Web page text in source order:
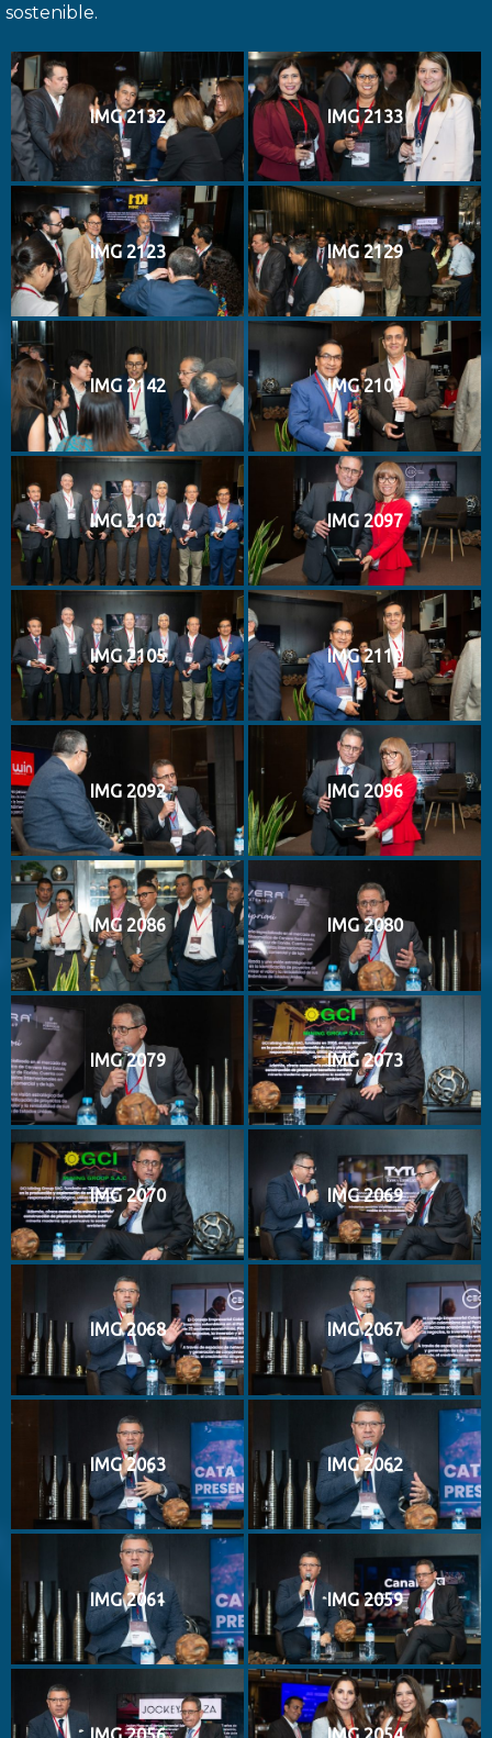
sostenible.
IMG 2132 IMG 2133
IMG 2123 IMG 2129
IMG 2142 IMG 2109
IMG 2107 IMG 2097
IMG 2105 IMG 2110
IMG 2092 IMG 2096
IMG 2086 IMG 2080
IMG 2079 IMG 2073
IMG 2070 IMG 2069
IMG 2068 IMG 2067
IMG 2063 IMG 2062
IMG 2061 IMG 2059